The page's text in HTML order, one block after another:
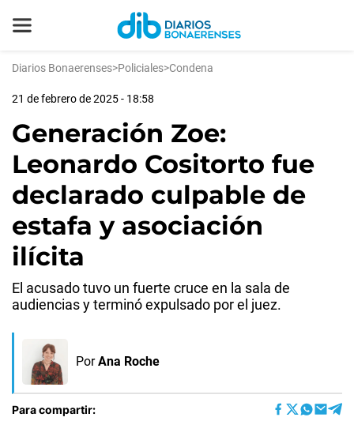
Diarios Bonaerenses>Policiales>Condena
21 de febrero de 2025 - 18:58
Generación Zoe:
Leonardo Cositorto fue
declarado culpable de
estafa y asociación
ilícita
El acusado tuvo un fuerte cruce en la sala de
audiencias y terminó expulsado por el juez.
Por Ana Roche
Para compartir: